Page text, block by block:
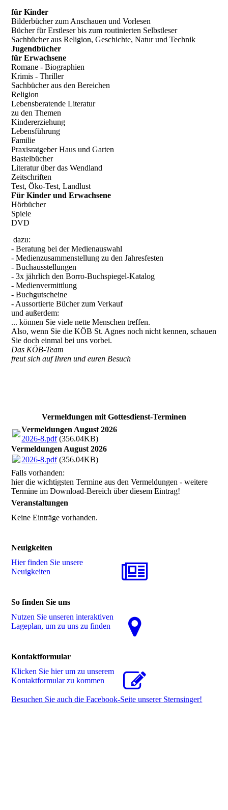
für Kinder
Bilderbücher zum Anschauen und Vorlesen
Bücher für Erstleser bis zum routinierten Selbstleser
Sachbücher aus Religion, Geschichte, Natur und Technik
Jugendbücher
für Erwachsene
Romane - Biographien
Krimis - Thriller
Sachbücher aus den Bereichen
Religion
Lebensberatende Literatur
zu den Themen
Kindererziehung
Lebensführung
Familie
Praxisratgeber Haus und Garten
Bastelbücher
Literatur über das Wendland
Zeitschriften
Test, Öko-Test, Landlust
Für Kinder und Erwachsene
Hörbücher
Spiele
DVD
dazu:
- Beratung bei der Medienauswahl
- Medienzusammenstellung zu den Jahresfesten
- Buchausstellungen
- 3x jährlich den Borro-Buchspiegel-Katalog
- Medienvermittlung
- Buchgutscheine
- Aussortierte Bücher zum Verkauf
und außerdem:
... können Sie viele nette Menschen treffen.
Also, wenn Sie die KÖB St. Agnes noch nicht kennen, schauen
Sie doch einmal bei uns vorbei.
Das KÖB-Team
freut sich auf Ihren und euren Besuch
Vermeldungen mit Gottesdienst-Terminen
Vermeldungen August 2026
2026-8.pdf(356.04KB)
Vermeldungen August 2026
2026-8.pdf(356.04KB)
Falls vorhanden:
hier die wichtigsten Termine aus den Vermeldungen - weitere
Termine im Download-Bereich über diesem Eintrag!
Veranstaltungen
Keine Einträge vorhanden.
Neuigkeiten
Hier finden Sie unsere
Neuigkeiten
So finden Sie uns
Nutzen Sie unseren interaktiven
La­ge­plan, um zu uns zu finden
Kontaktformular
Klicken Sie hier um zu unserem
Kon­takt­for­mu­lar zu kommen
Besuchen Sie auch die Facebook-Seite unserer Sternsinger!